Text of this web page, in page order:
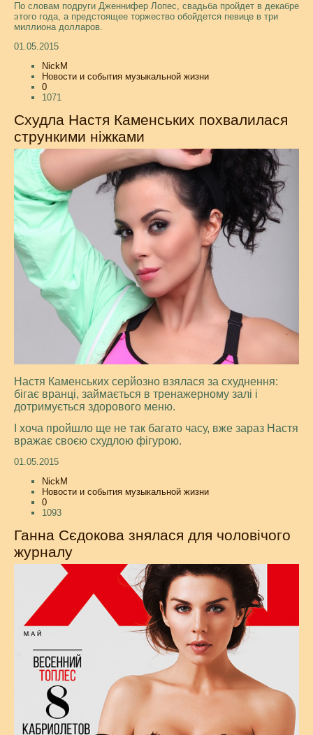
По словам подруги Дженнифер Лопес, свадьба пройдет в декабре
этого года, а предстоящее торжество обойдется певице в три
миллиона долларов.
01.05.2015
NickM
Новости и события музыкальной жизни
0
1071
Схудла Настя Каменських похвалилася
стрункими ніжками
Настя Каменських серйозно взялася за схуднення:
бігає вранці, займається в тренажерному залі і
дотримується здорового меню.
І хоча пройшло ще не так багато часу, вже зараз Настя
вражає своєю схудлою фігурою.
01.05.2015
NickM
Новости и события музыкальной жизни
0
1093
Ганна Сєдокова знялася для чоловічого
журналу